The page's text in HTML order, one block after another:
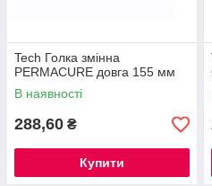
Tech Голка змінна
PERMACURE довга 155 мм
В наявності
288,60 ₴
Купити